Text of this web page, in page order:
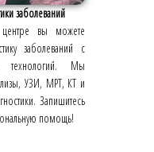
заболеваний
вы можете
заболеваний с
технологий. Мы
УЗИ, МРТ, КТ и
Запишитесь
помощь!